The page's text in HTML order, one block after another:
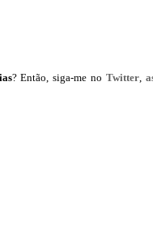
? Então, siga-me noTwitter,